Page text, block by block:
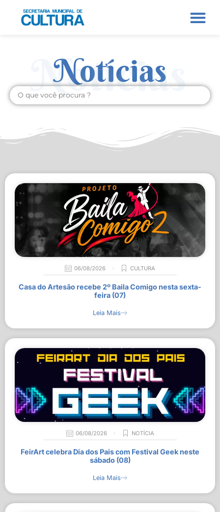
Notícias
Notícias
06/08/2026 CULTURA
Casa do Artesão recebe 2º Baila Comigo nesta sexta-
feira (07)
Leia Mais
06/08/2026 NOTÍCIA
FeirArt celebra Dia dos Pais com Festival Geek neste
sábado (08)
Leia Mais